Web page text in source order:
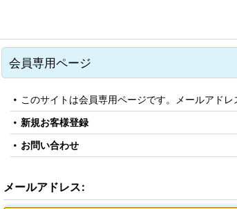
会員専用ページ
このサイトは会員専用ページです。メールアドレ
新規お客様登録
お問い合わせ
メールアドレス: